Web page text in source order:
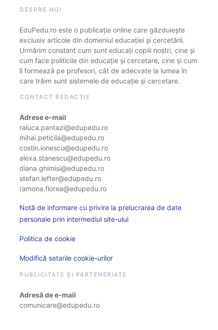
DESPRE NOI
EduPedu.ro este o publicație online care găzduiește
exclusiv articole din domeniul educației și cercetării.
Urmărim constant cum sunt educați copiii noștri, cine și
cum face politicile din educație și cercetare, cine și cum
îi formează pe profesori, cât de adecvate la lumea în
care trăim sunt sistemele de educație și cercetare.
CONTACT REDACȚIE
Adrese e-mail
raluca.pantazi@edupedu.ro
mihai.peticila@edupedu.ro
costin.ionescu@edupedu.ro
alexa.stanescu@edupedu.ro
diana.ghimisi@edupedu.ro
stefan.lefter@edupedu.ro
ramona.florea@edupedu.ro
Notă de informare cu privire la prelucrarea de date
personale prin intermediul site-ului
Politica de cookie
Modifică setarile cookie-urilor
PUBLICITATE ȘI PARTENERIATE
Adresă de e-mail
comunicare@edupedu.ro